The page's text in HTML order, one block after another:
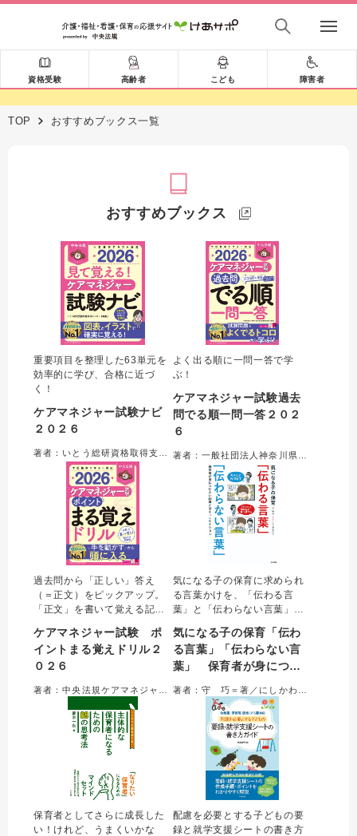
資格受験 高齢者 こども 障害者
TOP おすすめブックス一覧
おすすめブックス
重要項目を整理した63単元を
効率的に学び、合格に近づ
く！
ケアマネジャー試験ナビ
２０２６
よく出る順に一問一答で学
ぶ！
ケアマネジャー試験過去
問でる順一問一答２０２
６
過去問から「正しい」答え
（＝正文）をピックアップ。
「正文」を書いて覚える記入
ケアマネジャー試験 ポ
イントまる覚えドリル２
０２６
気になる子の保育に求められ
る言葉かけを、「伝わる言
葉」と「伝わらない言葉」の
になる子やその親、クラスの
子、職員に対してなど約３０
の例を収載。伝わる（伝わら
で、必要な配慮とコミュニケ
ーション法が身につく。
気になる子の保育「伝わ
る言葉」「伝わらない言
葉」 保育者が身につけ
ション
保育者としてさらに成長した
い！けれど、うまくいかな
配慮を必要とする子どもの要
録と就学支援シートの書き方